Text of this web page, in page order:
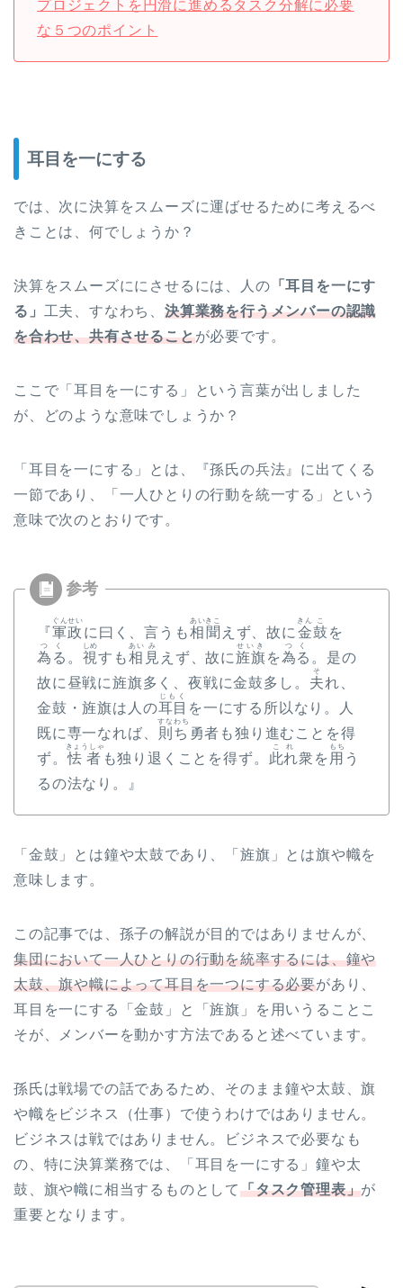
プロジェクトを円滑に進めるタスク分解に必要
な５つのポイント
耳目を一にする
では、次に決算をスムーズに運ばせるために考えるべ
きことは、何でしょうか？
決算をスムーズににさせるには、人の 「耳目を一にす
る」 工夫、すなわち、 決算業務を行うメンバーの認識
を合わせ、共有させることが必要です。
ここで「耳目を一にする」という言葉が出しました
が、どのような意味でしょうか？
「耳目を一にする」とは、『孫氏の兵法』に出てくる
一節であり、「一人ひとりの行動を統一する」という
意味で次のとおりです。
『 軍政
ぐんせい
に曰く、言うも相
あい
聞
きこ
えず、故に金
きん
鼓
こ
を
為る
つく
。 視
しめ
すも 相
あい
見
み
えず、故に旌旗
せいき
を為る
つく
。是の
故に昼戦に旌旗多く、夜戦に金鼓多し。 夫
そ
れ、
金鼓・旌旗は人の耳目
じもく
を一にする所以なり。人
既に専一なれば、 則ち
すなわち
勇者も独り進むことを得
ず。怯者
きょうしゃ
も独り退くことを得ず。 此れ
これ
衆を 用
もち
う
るの法なり。』
「金鼓」とは鐘や太鼓であり、「旌旗」とは旗や幟を
意味します。
この記事では、孫子の解説が目的ではありませんが、
集団において一人ひとりの行動を統率するには、鐘や
太鼓、旗や幟によって耳目を一つにする必要があり、
耳目を一にする「金鼓」と「旌旗」を用いうることこ
そが、メンバーを動かす方法であると述べています。
孫氏は戦場での話であるため、そのまま鐘や太鼓、旗
や幟をビジネス（仕事）で使うわけではありません。
ビジネスは戦ではありません。ビジネスで必要なも
の、特に決算業務では、「耳目を一にする」鐘や太
鼓、旗や幟に相当するものとして「タスク管理表」が
重要となります。